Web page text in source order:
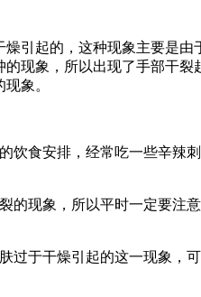
引起的，这种现象主要是
现象，所以出现了手部干
象。
饮食安排，经常吃一些辛
的现象，所以平时一定要
过于干燥引起的这一现象